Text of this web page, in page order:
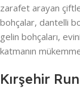
zarafet arayan
bohçalar, dantelli
gelin bohçaları,
katmanın
Kırşehir